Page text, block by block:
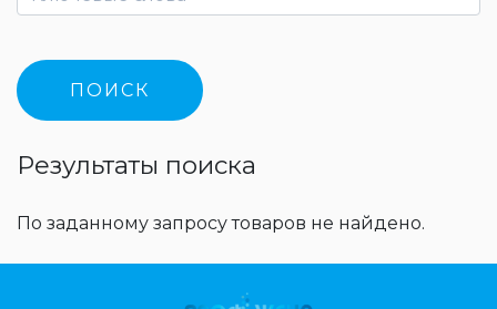
Результаты поиска
По заданному запросу товаров не найдено.